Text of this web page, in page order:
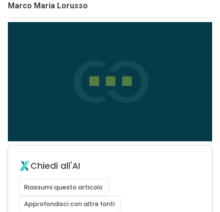
Marco Maria Lorusso
Chiedi all'AI
Riassumi questo articolo
Approfondisci con altre fonti